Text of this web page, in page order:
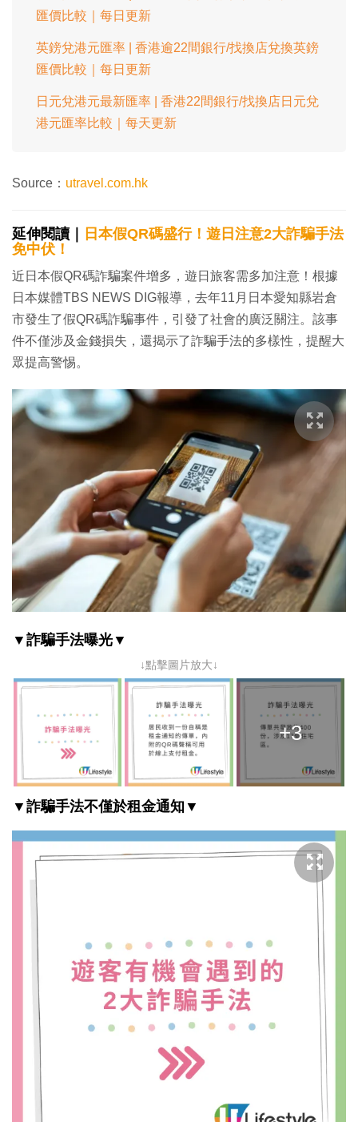
匯價比較｜每日更新
英鎊兌港元匯率 | 香港逾22間銀行/找換店兌換英鎊
匯價比較｜每日更新
日元兌港元最新匯率 | 香港22間銀行/找換店日元兌
港元匯率比較｜每天更新
Source： utravel.com.hk
延伸閱讀｜
日本假QR碼盛行！遊日注意2大詐騙手法
免中伏！
近日本假QR碼詐騙案件增多，遊日旅客需多加注意！根據
日本媒體TBS NEWS DIG報導，去年11月日本愛知縣岩倉
市發生了假QR碼詐騙事件，引發了社會的廣泛關注。該事
件不僅涉及金錢損失，還揭示了詐騙手法的多樣性，提醒大
眾提高警惕。
▼詐騙手法曝光▼
↓點擊圖片放大↓
+3
▼詐騙手法不僅於租金通知▼